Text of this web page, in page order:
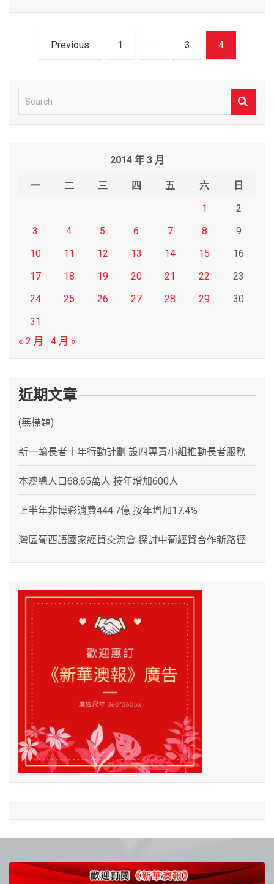
Previous 1 ... 3 4
e
2014 年 3 月
一 二 三 四 五 六
日
1
2
3
4 5 6 7 8
9
10
11 12 13 14 15
16
17
18 19 20 21 22
23
24
25 26 27 28 29
30
31
« 2 月
4 月 »
近期文章
(無標題)
新一輪長者十年行動計劃 設四專責小組推動長者服務
本澳總人口68.65萬人 按年增加600人
上半年非博彩消費444.7億 按年增加17.4%
灣區葡西語國家經貿交流會 探討中葡經貿合作新路徑